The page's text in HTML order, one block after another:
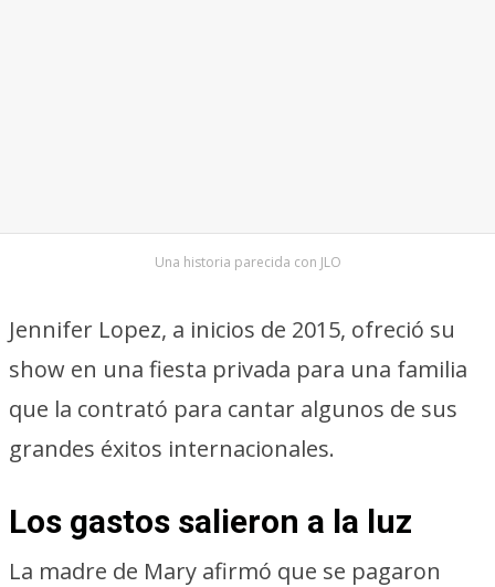
Una historia parecida con JLO
Jennifer Lopez, a inicios de 2015, ofreció su
show en una fiesta privada para una familia
que la contrató para cantar algunos de sus
grandes éxitos internacionales.
Los gastos salieron a la luz
La madre de Mary afirmó que se pagaron